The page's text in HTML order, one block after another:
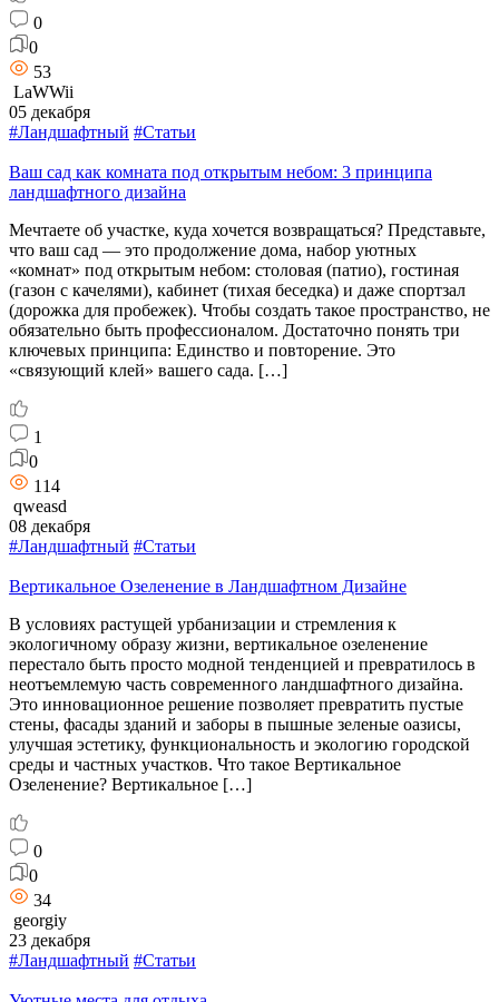
0
0
53
LaWWii
05 декабря
#Ландшафтный #Статьи
Ваш сад как комната под открытым небом: 3 принципа
ландшафтного дизайна
Мечтаете об участке, куда хочется возвращаться? Представьте,
что ваш сад — это продолжение дома, набор уютных
«комнат» под открытым небом: столовая (патио), гостиная
(газон с качелями), кабинет (тихая беседка) и даже спортзал
(дорожка для пробежек). Чтобы создать такое пространство, не
обязательно быть профессионалом. Достаточно понять три
ключевых принципа: Единство и повторение. Это
«связующий клей» вашего сада. […]
1
0
114
qweasd
08 декабря
#Ландшафтный #Статьи
Вертикальное Озеленение в Ландшафтном Дизайне
В условиях растущей урбанизации и стремления к
экологичному образу жизни, вертикальное озеленение
перестало быть просто модной тенденцией и превратилось в
неотъемлемую часть современного ландшафтного дизайна.
Это инновационное решение позволяет превратить пустые
стены, фасады зданий и заборы в пышные зеленые оазисы,
улучшая эстетику, функциональность и экологию городской
среды и частных участков. Что такое Вертикальное
Озеленение? Вертикальное […]
0
0
34
georgiy
23 декабря
#Ландшафтный #Статьи